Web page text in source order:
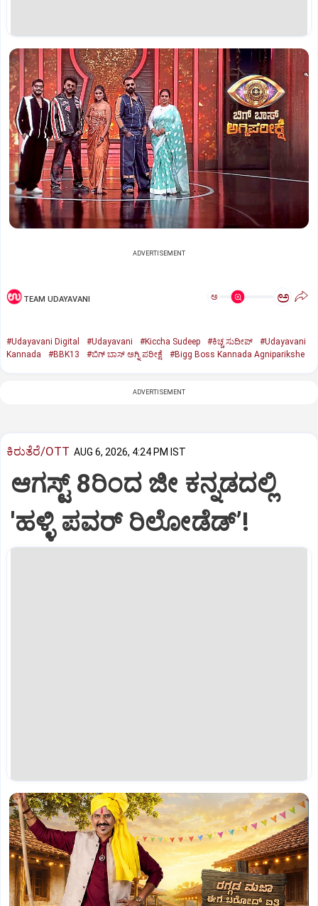
ADVERTISEMENT
TEAM UDAYAVANI ಅ ಅ
#Udayavani Digital #Udayavani #Kiccha Sudeep #ಕಿಚ್ಚ ಸುದೀಪ್‌
#Udayavani
Kannada
#BBK13 #ಬಿಗ್‌ ಬಾಸ್‌ ಅಗ್ನಿ ಪರೀಕ್ಷೆ #Bigg Boss Kannada Agniparikshe
ADVERTISEMENT
ಕಿರುತೆರೆ/OTT AUG 6, 2026, 4:24 PM IST
ಆಗಸ್ಟ್ 8ರಿಂದ ಜೀ ಕನ್ನಡದಲ್ಲಿ
'ಹಳ್ಳಿ ಪವರ್ ರಿಲೋಡೆಡ್ʼ!